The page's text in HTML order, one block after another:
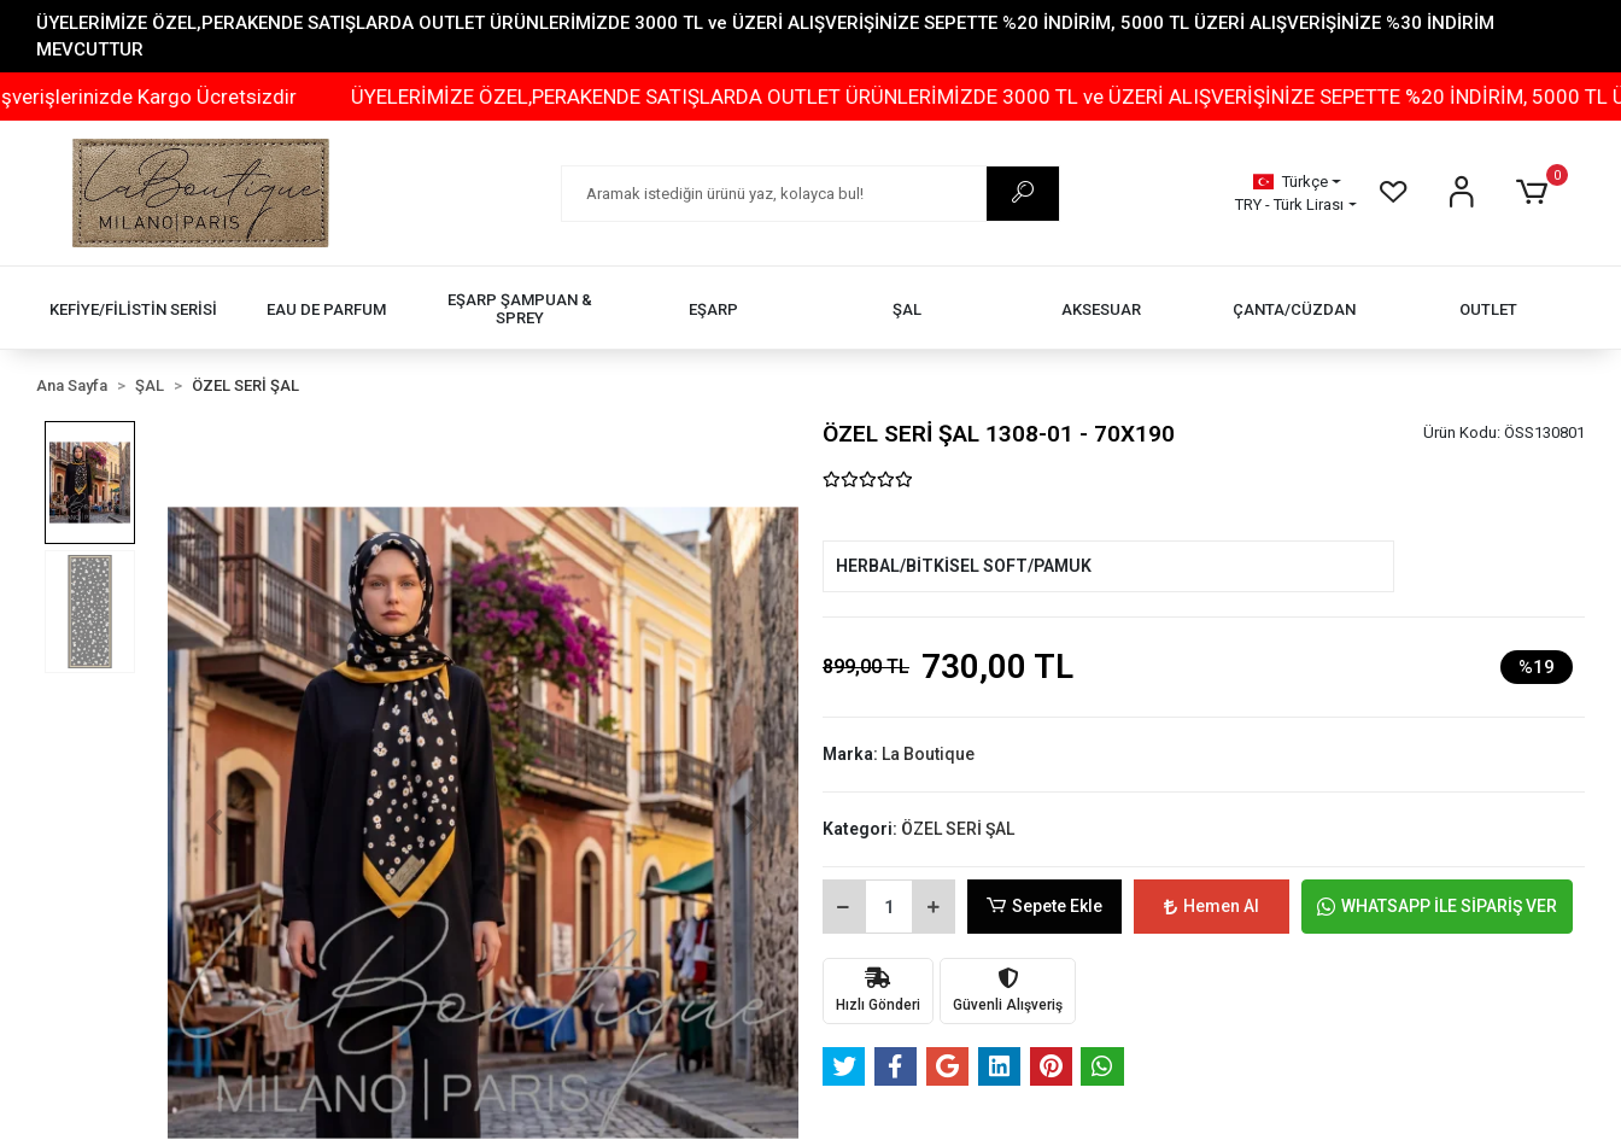
ÜYELERİMİZE ÖZEL,PERAKENDE SATIŞLARDA OUTLET ÜRÜNLERİMİZDE 3000 TL ve ÜZERİ ALIŞVERİŞİNİZE SEPETTE %20 İNDİRİM, 5000 TL ÜZERİ ALIŞVERİŞİNİZE %30 İNDİRİM
MEVCUTTUR
Kargo Ücretsizdir ÜYELERİMİZE ÖZEL,PERAKENDE SATIŞLARDA OUTLET ÜRÜNLERİMİZDE 3000 TL ve ÜZERİ ALIŞVERİŞİNİZE SEPETTE %20 İNDİRİM, 5000 TL ÜZERİ
Türkçe
TRY - Türk Lirası
0
KEFİYE/FİLİSTİN SERİSİ EAU DE PARFUM
EŞARP ŞAMPUAN &
SPREY
EŞARP ŞAL AKSESUAR ÇANTA/CÜZDAN OUTLET
Ana Sayfa ŞAL ÖZEL SERİ ŞAL
ÖZEL SERİ ŞAL 1308-01 - 70X190 Ürün Kodu: ÖSS130801
HERBAL/BİTKİSEL SOFT/PAMUK
899,00 TL 730,00 TL %19
Marka: La Boutique
Kategori: ÖZEL SERİ ŞAL
Sepete Ekle Hemen Al WHATSAPP İLE SİPARİŞ VER
Hızlı Gönderi Güvenli Alışveriş